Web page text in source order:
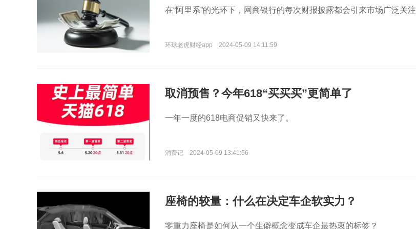
在“阿里系”的光环下，网商银行的每次财报披露都会引来市场广泛关注
环球老虎财经app 2024-05-09 14:11:59
取消预售？今年618“买买买”更简单了
一年一度的618电商促销又快来了。
消费记 2024-05-09 13:41:56
座椅的较量：什么在决定车企软实力？
零重力座椅是如何从一个生僻概念变成车企最热衷的标签？